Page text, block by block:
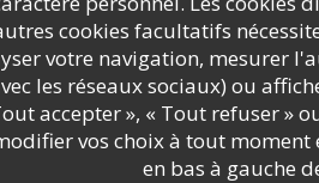
cookies facultatifs
votre navigation, mesurer
les réseaux sociaux) ou
accepter », « Tout refuser »
vos choix à tout
en bas à gauche
Le Vin d'Issy